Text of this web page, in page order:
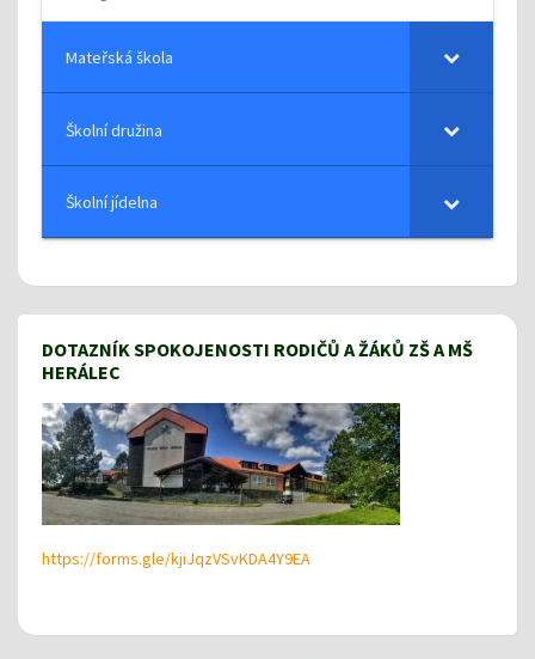
Mateřská škola
Školní družina
Školní jídelna
DOTAZNÍK SPOKOJENOSTI RODIČŮ A ŽÁKŮ ZŠ A MŠ
HERÁLEC
https://forms.gle/kjiJqzVSvKDA4Y9EA